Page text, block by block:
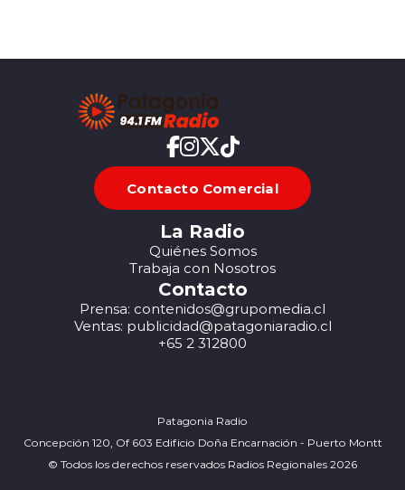
Contacto Comercial
La Radio
Quiénes Somos
Trabaja con Nosotros
Contacto
Prensa: contenidos@grupomedia.cl
Ventas: publicidad@patagoniaradio.cl
+65 2 312800
Patagonia Radio
Concepción 120, Of 603 Edificio Doña Encarnación - Puerto Montt
© Todos los derechos reservados Radios Regionales 2026